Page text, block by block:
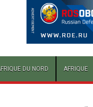
DU NORD AFRIQUE